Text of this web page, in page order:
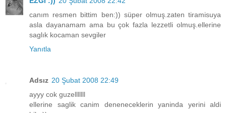
canım resmen bittim ben:)) süper olmuş.zaten tiramisuya
asla dayanamam ama bu çok fazla lezzetli olmuş.ellerine
saglık kocaman sevgiler
Yanıtla
Adsız 20 Şubat 2008 22:49
ayyy cok guzelllllll
ellerine saglik canim deneneceklerin yaninda yerini aldi